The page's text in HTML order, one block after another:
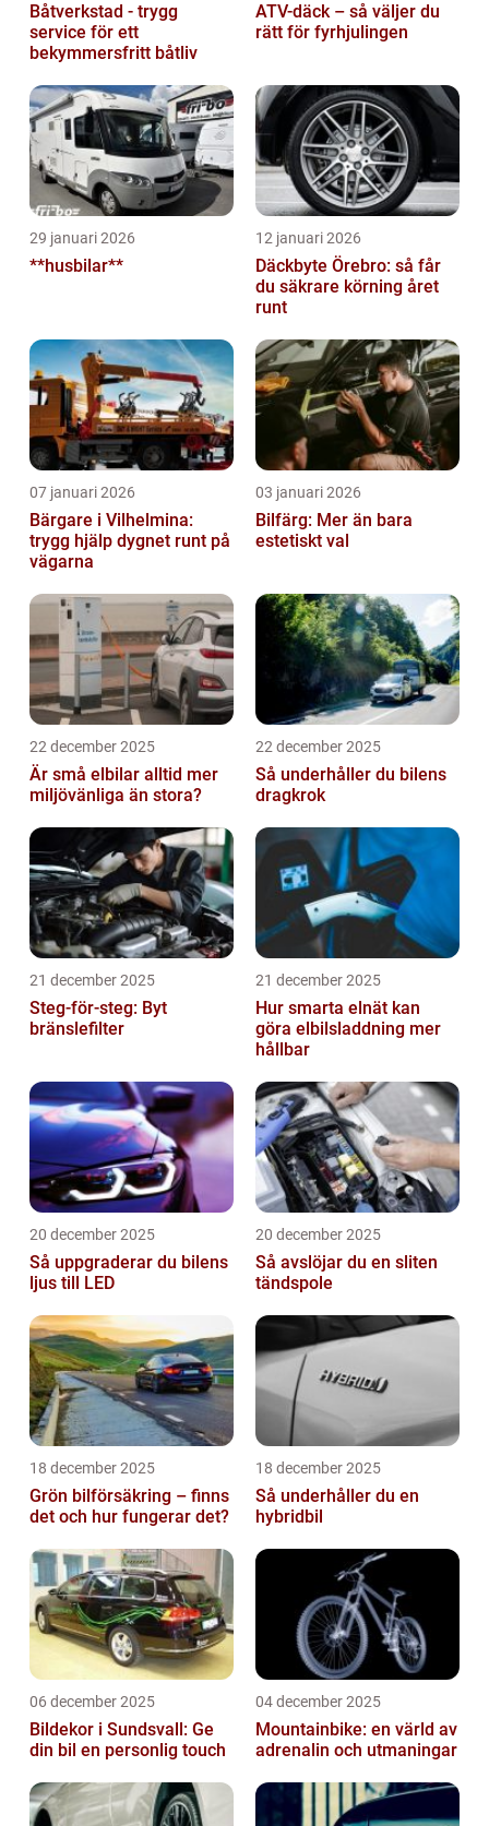
Båtverkstad - trygg
service för ett
bekymmersfritt båtliv
ATV-däck – så väljer du
rätt för fyrhjulingen
29 januari 2026
**husbilar**
12 januari 2026
Däckbyte Örebro: så får
du säkrare körning året
runt
07 januari 2026
Bärgare i Vilhelmina:
trygg hjälp dygnet runt på
vägarna
03 januari 2026
Bilfärg: Mer än bara
estetiskt val
22 december 2025
Är små elbilar alltid mer
miljövänliga än stora?
22 december 2025
Så underhåller du bilens
dragkrok
21 december 2025
Steg-för-steg: Byt
bränslefilter
21 december 2025
Hur smarta elnät kan
göra elbilsladdning mer
hållbar
20 december 2025
Så uppgraderar du bilens
ljus till LED
20 december 2025
Så avslöjar du en sliten
tändspole
18 december 2025
Grön bilförsäkring – finns
det och hur fungerar det?
18 december 2025
Så underhåller du en
hybridbil
06 december 2025
Bildekor i Sundsvall: Ge
din bil en personlig touch
04 december 2025
Mountainbike: en värld av
adrenalin och utmaningar